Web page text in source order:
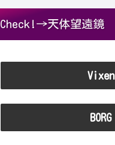
Check!→天体望遠鏡
Vixen
BORG